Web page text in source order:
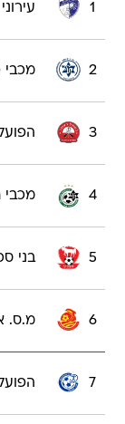
1
2
3
4 מכבי
5 בני
6 מ.ס.
7